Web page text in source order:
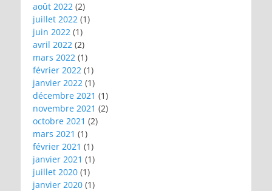
août 2022 (2)
juillet 2022 (1)
juin 2022 (1)
avril 2022 (2)
mars 2022 (1)
février 2022 (1)
janvier 2022 (1)
décembre 2021 (1)
novembre 2021 (2)
octobre 2021 (2)
mars 2021 (1)
février 2021 (1)
janvier 2021 (1)
juillet 2020 (1)
janvier 2020 (1)